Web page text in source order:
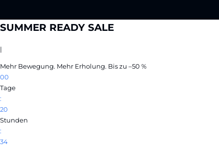
SUMMER READY SALE
|
Mehr Bewegung. Mehr Erholung. Bis zu –50 %
00
Tage
:
20
Stunden
:
34